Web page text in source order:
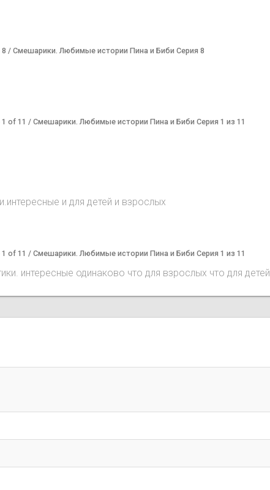
8 / Смешарики. Любимые истории Пина и Биби Серия 8
1 of 11 / Смешарики. Любимые истории Пина и Биби Серия 1 из 11
и для детей и взрослых
1 of 11 / Смешарики. Любимые истории Пина и Биби Серия 1 из 11
интересные одинаково что для взрослых что для детей